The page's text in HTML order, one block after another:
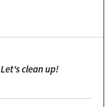
Let's clean up!